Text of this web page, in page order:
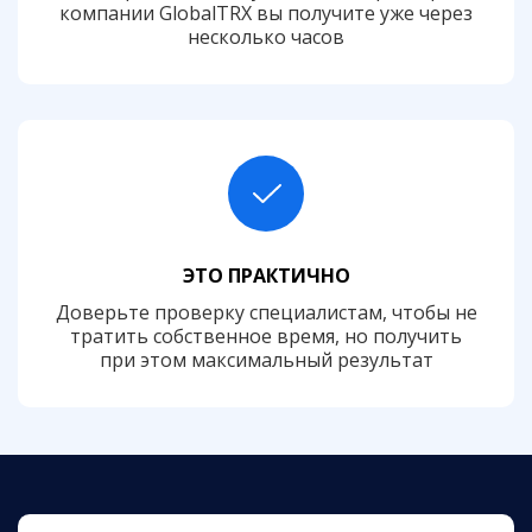
компании GlobalTRX вы получите уже через
несколько часов
ЭТО ПРАКТИЧНО
Доверьте проверку специалистам, чтобы не
тратить собственное время, но получить
при этом максимальный результат